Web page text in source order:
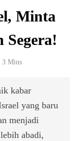
Minta
Segera!
3 Mins
kabar
yang baru
menjadi
abadi,